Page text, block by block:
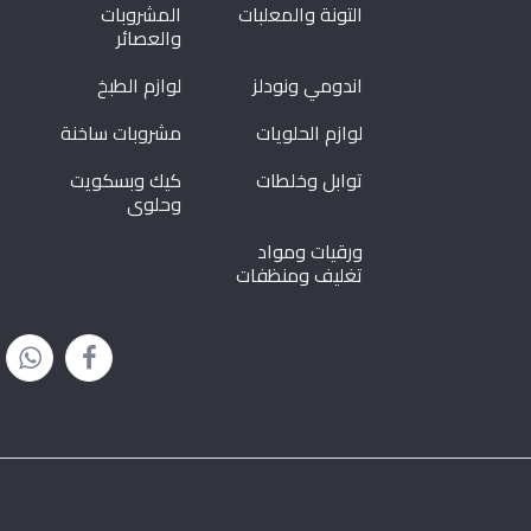
التونة والمعلبات
المشروبات
والعصائر
اندومي ونودلز
لوازم الطبخ
لوازم الحلويات
مشروبات ساخنة
توابل وخلطات
كيك وبسكويت
وحلوى
ورقيات ومواد
تغليف ومنظفات